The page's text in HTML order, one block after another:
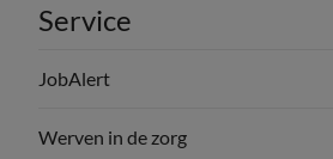
Service
JobAlert
Werven in de zorg